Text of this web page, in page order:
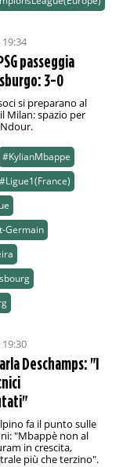
passeggia
3-0
si preparano al
Milan: spazio per
#KylianMbappe
#Ligue1(France)
Germain
Deschamps: "I
fa il punto sulle
"Mbappè non al
in crescita,
più che terzino".